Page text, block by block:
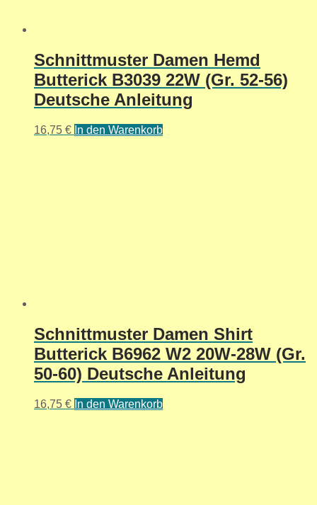
Schnittmuster Damen Hemd
Butterick B3039 22W (Gr. 52-56)
Deutsche Anleitung
16,75 € In den Warenkorb
Schnittmuster Damen Shirt
Butterick B6962 W2 20W-28W (Gr.
50-60) Deutsche Anleitung
16,75 € In den Warenkorb